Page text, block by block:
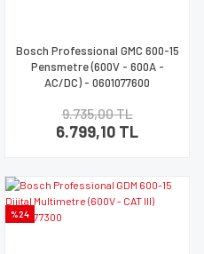
Bosch Professional GMC 600-15
Pensmetre (600V - 600A -
AC/DC) - 0601077600
9.735,00 TL
6.799,10 TL
%24